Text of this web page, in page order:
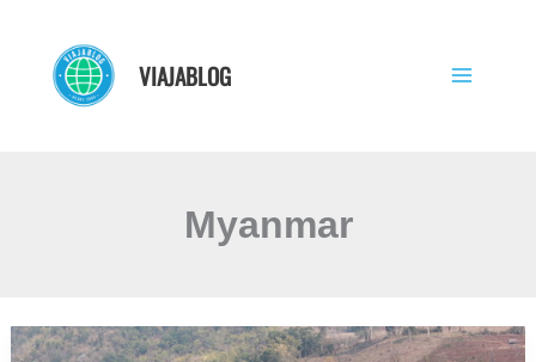
contenido
VIAJABLOG
Myanmar